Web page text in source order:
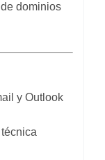
dominios
y Outlook